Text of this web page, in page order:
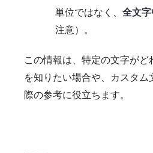
単位ではなく、 全文
注意）。
この情報は、特定の文字が
を知りたい場合や、カスタム
際の参考に役立ちます。